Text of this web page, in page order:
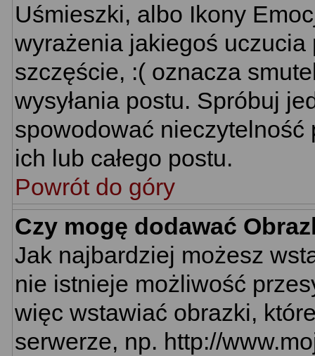
Uśmieszki, albo Ikony
wyrażenia jakiegoś
szczęście, :( oznacza
wysyłania postu. Spróbuj
spowodować
ich lub całego postu.
Powrót do góry
Czy mogę dodawać
Jak najbardziej możesz
nie istnieje możliwość
więc wstawiać obrazki,
serwerze, np. http://